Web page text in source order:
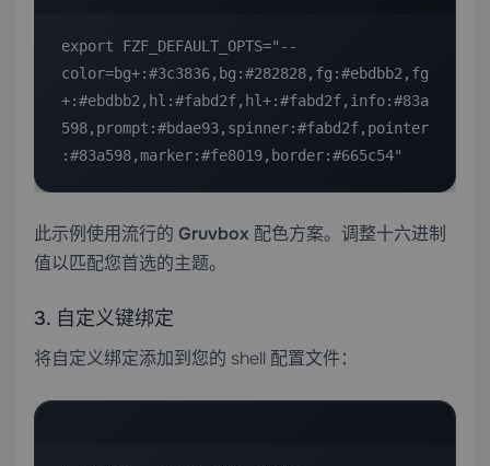
export FZF_DEFAULT_OPTS="--
color=bg+:#3c3836,bg:#282828,fg:#ebdbb2,fg
+:#ebdbb2,hl:#fabd2f,hl+:#fabd2f,info:#83a
598,prompt:#bdae93,spinner:#fabd2f,pointer
:#83a598,marker:#fe8019,border:#665c54"
此示例使用流行的 Gruvbox 配色方案。调整十六进制
值以匹配您首选的主题。
3. 自定义键绑定
将自定义绑定添加到您的 shell 配置文件：